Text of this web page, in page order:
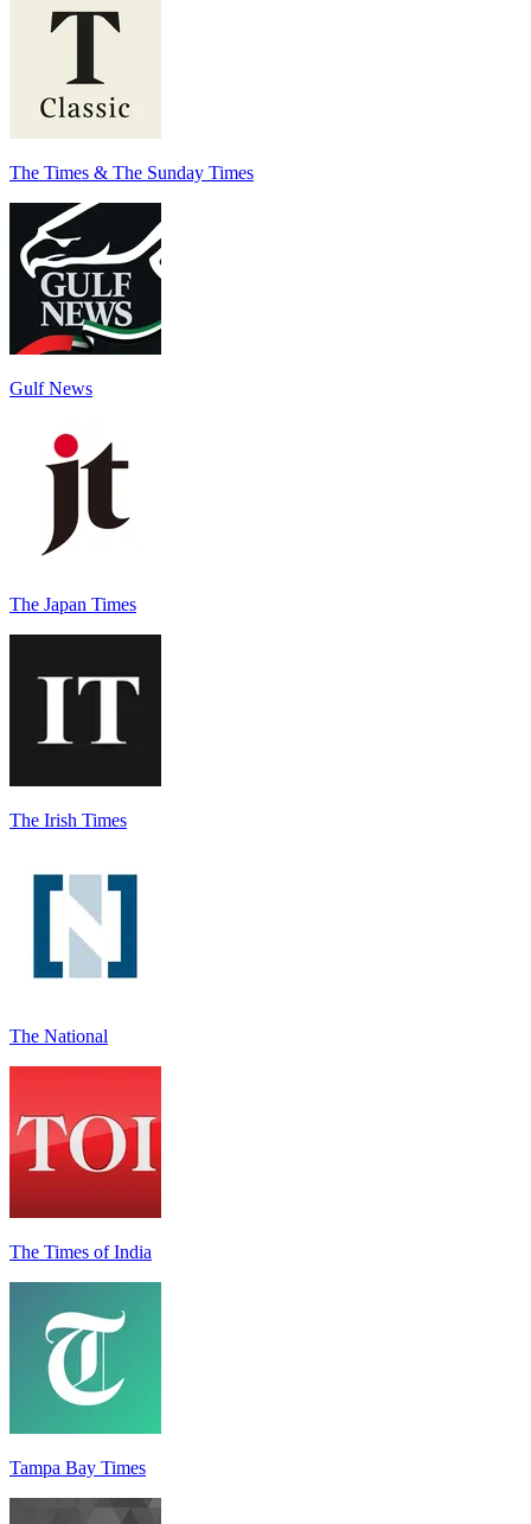
The Times & The Sunday Times
Gulf News
The Japan Times
The Irish Times
The National
The Times of India
Tampa Bay Times